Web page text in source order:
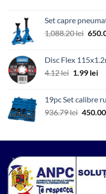
fost:
314.52
Set capre
1,088.20lei
fost:
Disc Flex
4.12lei Prețul
fost:
4.12 lei.
1.99 lei
19pc Set calibre
936.79lei Prețul
fost:
450.00